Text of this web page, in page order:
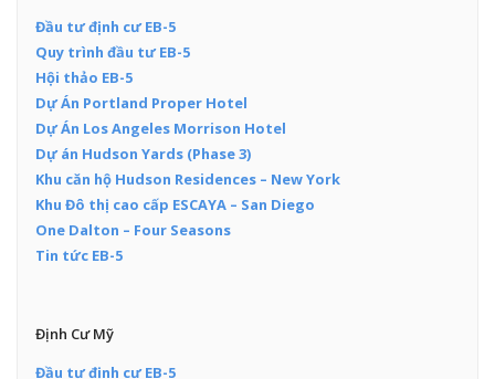
Đầu tư định cư EB-5
Quy trình đầu tư EB-5
Hội thảo EB-5
Dự Án Portland Proper Hotel
Dự Án Los Angeles Morrison Hotel
Dự án Hudson Yards (Phase 3)
Khu căn hộ Hudson Residences – New York
Khu Đô thị cao cấp ESCAYA – San Diego
One Dalton – Four Seasons
Tin tức EB-5
Định Cư Mỹ
Đầu tư định cư EB-5